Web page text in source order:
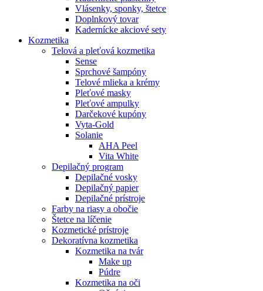
Vlásenky, sponky, štetce
Doplnkový tovar
Kadernícke akciové sety
Kozmetika
Telová a pleťová kozmetika
Sense
Sprchové šampóny
Telové mlieka a krémy
Pleťové masky
Pleťové ampulky
Darčekové kupóny
Vyta-Gold
Solanie
AHA Peel
Vita White
Depilačný program
Depilačné vosky
Depilačný papier
Depilačné prístroje
Farby na riasy a obočie
Štetce na líčenie
Kozmetické prístroje
Dekoratívna kozmetika
Kozmetika na tvár
Make up
Púdre
Kozmetika na oči